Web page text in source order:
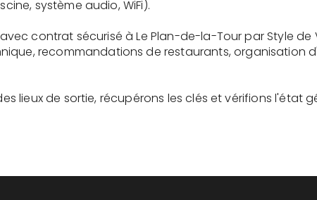
système audio, WiFi).
contrat sécurisé à Le Plan-de-la-Tour par Style de
recommandations de restaurants, organisation
lieux de sortie, récupérons les clés et vérifions l'état